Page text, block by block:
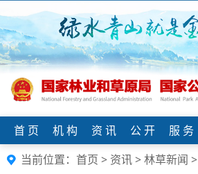
首 页 机 构 资 讯 公 开 服 务
当前位置： 首页 > 资讯>林草新闻 >